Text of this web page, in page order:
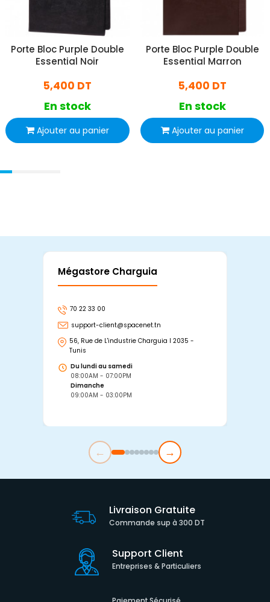
Porte Bloc Purple Double
Essential Noir
5,400 DT
En stock
Ajouter au panier
Porte Bloc Purple Double
Essential Marron
5,400 DT
En stock
Ajouter au panier
Mégastore Charguia
70 22 33 00
support-client@spacenet.tn
56, Rue de L'industrie Charguia I 2035 -
Tunis
Du lundi au samedi
08:00AM - 07:00PM
Dimanche
09:00AM - 03:00PM
← →
Livraison Gratuite
Commande sup à 300 DT
Support Client
Entreprises & Particuliers